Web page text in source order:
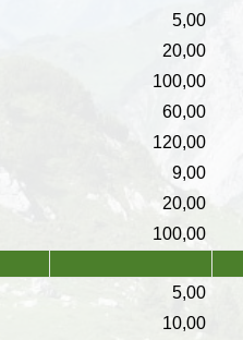
5,00
20,00
100,00
60,00
120,00
9,00
20,00
100,00
5,00
10,00